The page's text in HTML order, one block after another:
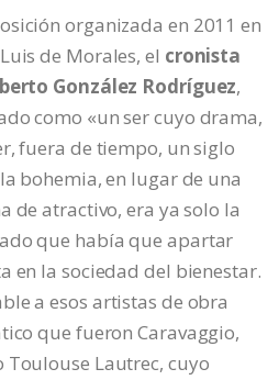
organizada en 2011 en
de Morales, el cronista
González Rodríguez,
como «un ser cuyo drama,
fuera de tiempo, un siglo
bohemia, en lugar de una
de atractivo, era ya solo la
que había que apartar
en la sociedad del bienestar.
a esos artistas de obra
que fueron Caravaggio,
Lautrec, cuyo